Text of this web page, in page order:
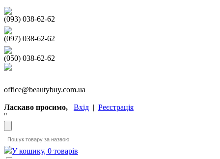
(093) 038-62-62
(097) 038-62-62
(050) 038-62-62
office@beautybuy.com.ua
Ласкаво просимо, Вхід | Реєстрація
"
У кошику, 0 товарів